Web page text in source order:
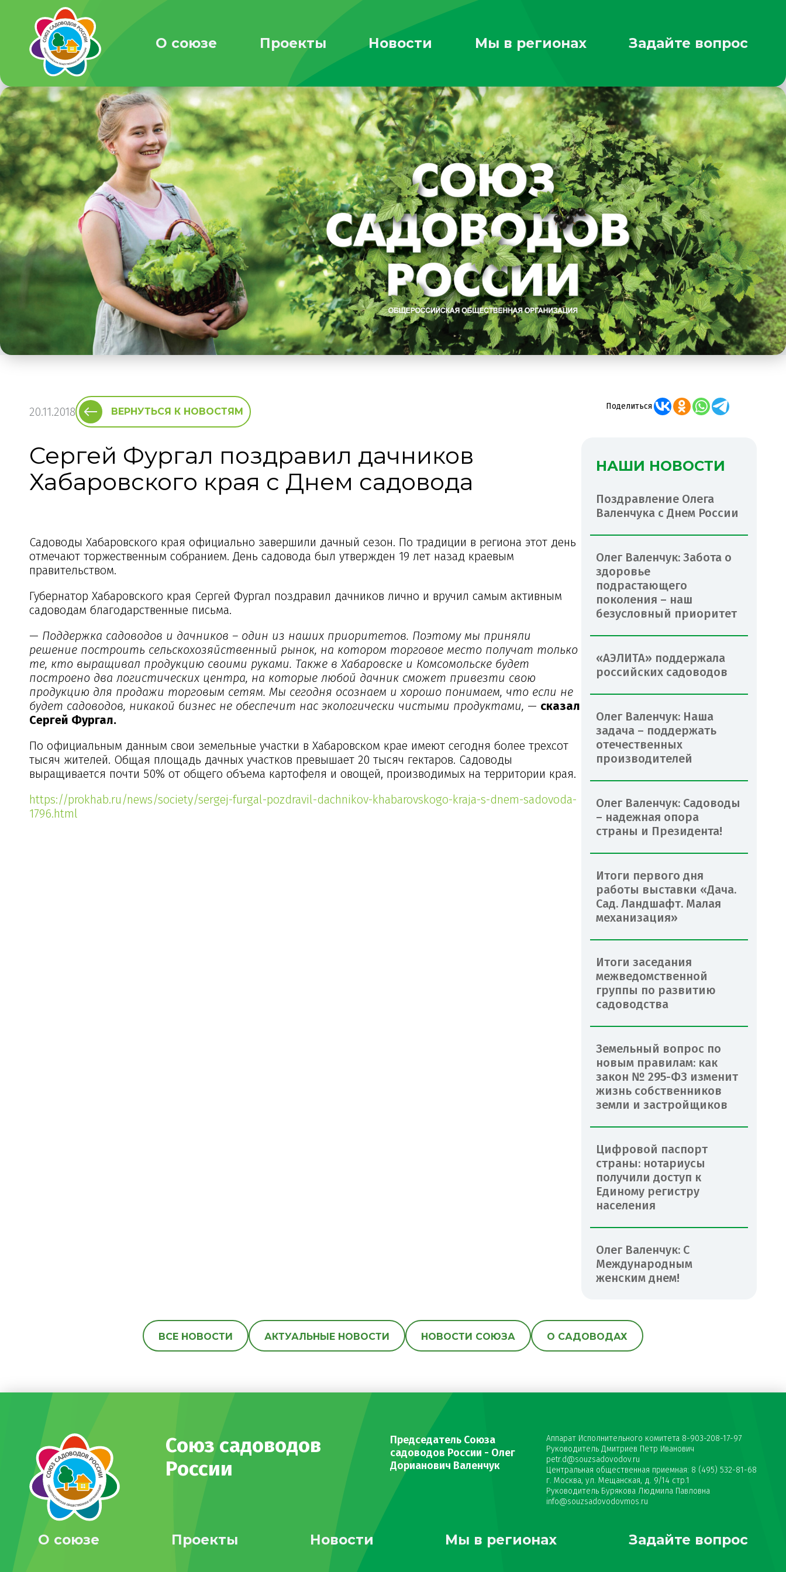
О союзе Проекты Новости Мы в регионах Задайте вопрос
20.11.2018 ВЕРНУТЬСЯ К НОВОСТЯМ
Сергей Фургал поздравил дачников
Хабаровского края с Днем садовода
Садоводы Хабаровского края официально завершили дачный сезон. По традиции в региона этот день
отмечают торжественным собранием. День садовода был утвержден 19 лет назад краевым
правительством.
Губернатор Хабаровского края Сергей Фургал поздравил дачников лично и вручил самым активным
садоводам благодарственные письма.
— Поддержка садоводов и дачников – один из наших приоритетов. Поэтому мы приняли
решение построить сельскохозяйственный рынок, на котором торговое место получат только
те, кто выращивал продукцию своими руками. Также в Хабаровске и Комсомольске будет
построено два логистических центра, на которые любой дачник сможет привезти свою
продукцию для продажи торговым сетям. Мы сегодня осознаем и хорошо понимаем, что если не
будет садоводов, никакой бизнес не обеспечит нас экологически чистыми продуктами, — сказал
Сергей Фургал.
По официальным данным свои земельные участки в Хабаровском крае имеют сегодня более трехсот
тысяч жителей. Общая площадь дачных участков превышает 20 тысяч гектаров. Садоводы
выращивается почти 50% от общего объема картофеля и овощей, производимых на территории края.
https://prokhab.ru/news/society/sergej-furgal-pozdravil-dachnikov-khabarovskogo-kraja-s-dnem-sadovoda-
1796.html
Поделиться
НАШИ НОВОСТИ
Поздравление Олега
Валенчука с Днем России
Олег Валенчук: Забота о
здоровье
подрастающего
поколения – наш
безусловный приоритет
«АЭЛИТА» поддержала
российских садоводов
Олег Валенчук: Наша
задача – поддержать
отечественных
производителей
Олег Валенчук: Садоводы
– надежная опора
страны и Президента!
Итоги первого дня
работы выставки «Дача.
Сад. Ландшафт. Малая
механизация»
Итоги заседания
межведомственной
группы по развитию
садоводства
Земельный вопрос по
новым правилам: как
закон № 295-ФЗ изменит
жизнь собственников
земли и застройщиков
Цифровой паспорт
страны: нотариусы
получили доступ к
Единому регистру
населения
Олег Валенчук: С
Международным
женским днем!
ВСЕ НОВОСТИ АКТУАЛЬНЫЕ НОВОСТИ НОВОСТИ СОЮЗА О САДОВОДАХ
Союз садоводов
России
Председатель Союза
садоводов России - Олег
Дорианович Валенчук
Аппарат Исполнительного комитета 8-903-208-17-97
Руководитель Дмитриев Петр Иванович
petr.d@souzsadovodov.ru
Центральная общественная приемная: 8 (495) 532-81-68
г. Москва, ул. Мещанская, д. 9/14 стр.1
Руководитель Бурякова Людмила Павловна
info@souzsadovodovmos.ru
О союзе Проекты Новости Мы в регионах Задайте вопрос